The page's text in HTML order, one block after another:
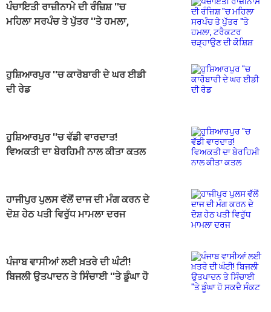
ਪੰਚਾਇਤੀ ਰਾਜ਼ੀਨਾਮੇ ਦੀ ਰੰਜ਼ਿਸ਼ ''ਚ
ਮਹਿਲਾ ਸਰਪੰਚ ਤੇ ਪੁੱਤਰ ''ਤੇ ਹਮਲਾ,
ਹੁਸ਼ਿਆਰਪੁਰ ''ਚ ਕਾਰੋਬਾਰੀ ਦੇ ਘਰ ਈਡੀ
ਦੀ ਰੇਡ
ਹੁਸ਼ਿਆਰਪੁਰ ''ਚ ਵੱਡੀ ਵਾਰਦਾਤ!
ਵਿਅਕਤੀ ਦਾ ਬੇਰਹਿਮੀ ਨਾਲ ਕੀਤਾ ਕਤਲ
ਹਾਜੀਪੁਰ ਪੁਲਸ ਵੱਲੋਂ ਦਾਜ ਦੀ ਮੰਗ ਕਰਨ ਦੇ
ਦੋਸ਼ ਹੇਠ ਪਤੀ ਵਿਰੁੱਧ ਮਾਮਲਾ ਦਰਜ
ਪੰਜਾਬ ਵਾਸੀਆਂ ਲਈ ਖ਼ਤਰੇ ਦੀ ਘੰਟੀ!
ਬਿਜਲੀ ਉਤਪਾਦਨ ਤੇ ਸਿੰਚਾਈ ''ਤੇ ਡੂੰਘਾ ਹੋ